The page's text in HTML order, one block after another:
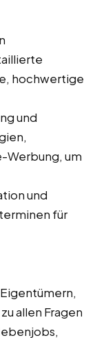
hochwertige
und
Werbung, um
und
für
allen Fragen